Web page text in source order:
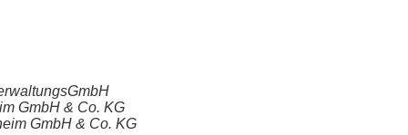
GmbH & Co. KG
GmbH & Co. KG